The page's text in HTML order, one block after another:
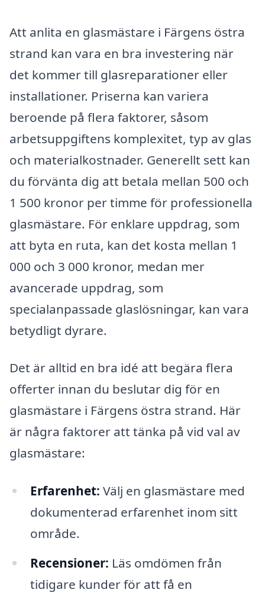
Att anlita en glasmästare i Färgens östra
strand kan vara en bra investering när
det kommer till glasreparationer eller
installationer. Priserna kan variera
beroende på flera faktorer, såsom
arbetsuppgiftens komplexitet, typ av glas
och materialkostnader. Generellt sett kan
du förvänta dig att betala mellan 500 och
1 500 kronor per timme för professionella
glasmästare. För enklare uppdrag, som
att byta en ruta, kan det kosta mellan 1
000 och 3 000 kronor, medan mer
avancerade uppdrag, som
specialanpassade glaslösningar, kan vara
betydligt dyrare.
Det är alltid en bra idé att begära flera
offerter innan du beslutar dig för en
glasmästare i Färgens östra strand. Här
är några faktorer att tänka på vid val av
glasmästare:
Erfarenhet: Välj en glasmästare med
dokumenterad erfarenhet inom sitt
område.
Recensioner: Läs omdömen från
tidigare kunder för att få en